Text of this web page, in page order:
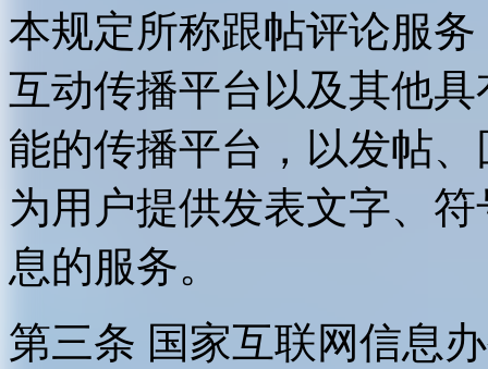
本规定所称跟帖评论服
互动传播平台以及其他
能的传播平台，以发帖
为用户提供发表文字、
息的服务。
第三条 国家互联网信息